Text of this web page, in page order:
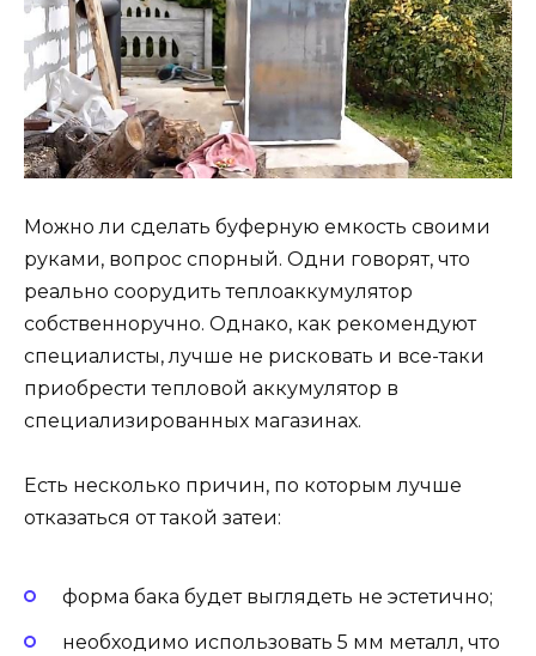
Можно ли сделать буферную емкость своими
руками, вопрос спорный. Одни говорят, что
реально соорудить теплоаккумулятор
собственноручно. Однако, как рекомендуют
специалисты, лучше не рисковать и все-таки
приобрести тепловой аккумулятор в
специализированных магазинах.
Есть несколько причин, по которым лучше
отказаться от такой затеи:
форма бака будет выглядеть не эстетично;
необходимо использовать 5 мм металл, что